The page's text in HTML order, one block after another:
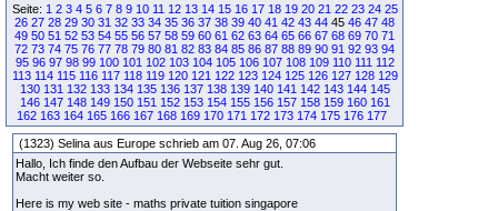
Seite: 1 2 3 4 5 6 7 8 9 10 11 12 13 14 15 16 17 18 19 20 21 22 23 24 25
26 27 28 29 30 31 32 33 34 35 36 37 38 39 40 41 42 43 44 45 46 47 48
49 50 51 52 53 54 55 56 57 58 59 60 61 62 63 64 65 66 67 68 69 70 71
72 73 74 75 76 77 78 79 80 81 82 83 84 85 86 87 88 89 90 91 92 93 94
95 96 97 98 99 100 101 102 103 104 105 106 107 108 109 110 111 112
113 114 115 116 117 118 119 120 121 122 123 124 125 126 127 128 129
130 131 132 133 134 135 136 137 138 139 140 141 142 143 144 145
146 147 148 149 150 151 152 153 154 155 156 157 158 159 160 161
162 163 164 165 166 167 168 169 170 171 172 173 174 175 176 177
(1323) Selina aus Europe schrieb am 07. Aug 26, 07:06
Hallo, Ich finde den Aufbau der Webseite sehr gut.
Macht weiter so.
Here is my web site - maths private tuition singapore